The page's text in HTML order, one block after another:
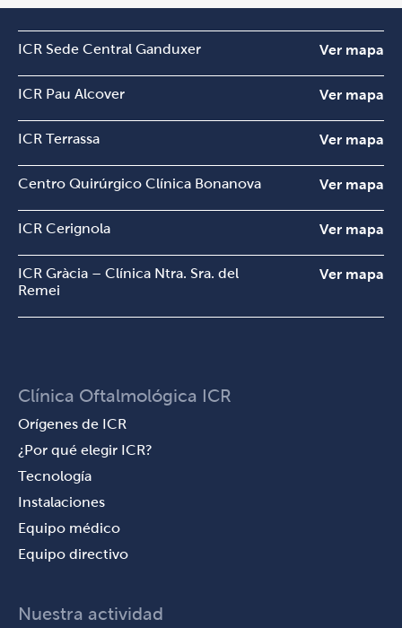
ICR Sede Central Ganduxer Ver mapa
ICR Pau Alcover Ver mapa
ICR Terrassa Ver mapa
Centro Quirúrgico Clínica Bonanova Ver mapa
ICR Cerignola Ver mapa
ICR Gràcia – Clínica Ntra. Sra. del
Remei
Ver mapa
Clínica Oftalmológica ICR
Orígenes de ICR
¿Por qué elegir ICR?
Tecnología
Instalaciones
Equipo médico
Equipo directivo
Nuestra actividad